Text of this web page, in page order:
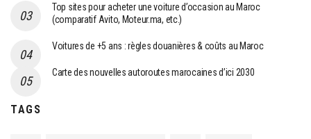
Top sites pour acheter une voiture d’occasion au Maroc
(comparatif Avito, Moteur.ma, etc.)
Voitures de +5 ans : règles douanières & coûts au Maroc
Carte des nouvelles autoroutes marocaines d’ici 2030
TAGS